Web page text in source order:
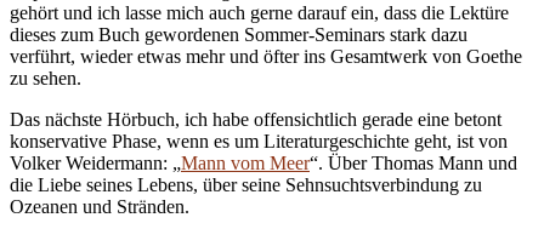
gehört und ich lasse mich auch gerne darauf ein, dass die Lektüre
dieses zum Buch gewordenen Sommer-Seminars stark dazu
verführt, wieder etwas mehr und öfter ins Gesamtwerk von Goethe
zu sehen.
Das nächste Hörbuch, ich habe offensichtlich gerade eine betont
konservative Phase, wenn es um Literaturgeschichte geht, ist von
Volker Weidermann: „Mann vom Meer“. Über Thomas Mann und
die Liebe seines Lebens, über seine Sehnsuchtsverbindung zu
Ozeanen und Stränden.